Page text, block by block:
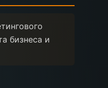
бизнеса и